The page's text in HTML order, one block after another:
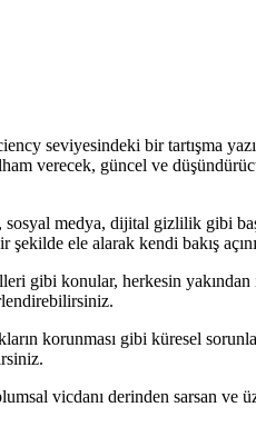
seviyesindeki bir tartışma
verecek, güncel ve
medya, dijital gizlilik gibi
ele alarak kendi bakış
gibi konular, herkesin
korunması gibi küresel
vicdanı derinden sarsan ve